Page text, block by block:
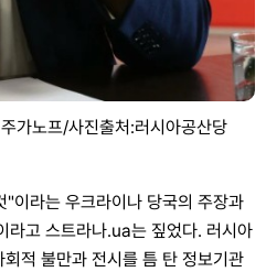
가노프/사진출처:러시아공산당
이라는 우크라이나 당국의 주장과
라고 스트라나.ua는 짚었다. 러시아
적 불만과 전시를 틈 탄 정보기관